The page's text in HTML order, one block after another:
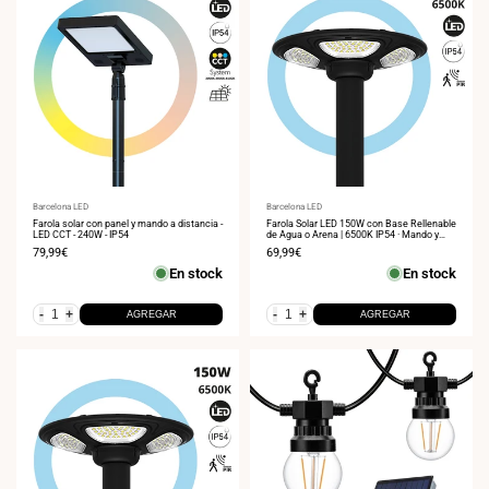
Proveedor:
Barcelona LED
Farola solar con panel y mando a distancia -
LED CCT - 240W - IP54
Precio
79,99€
En stock
- + AGREGAR
Proveedor:
Barcelona LED
Farola Solar LED 150W con Base Rellenable
de Agua o Arena | 6500K IP54 · Mando y
Precio
69,99€
En stock
- + AGREGAR